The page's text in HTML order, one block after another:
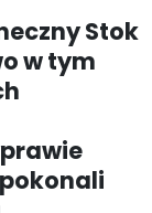
Stok
w tym